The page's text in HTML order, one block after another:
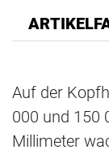
Auf der
000 und 150
Millimeter